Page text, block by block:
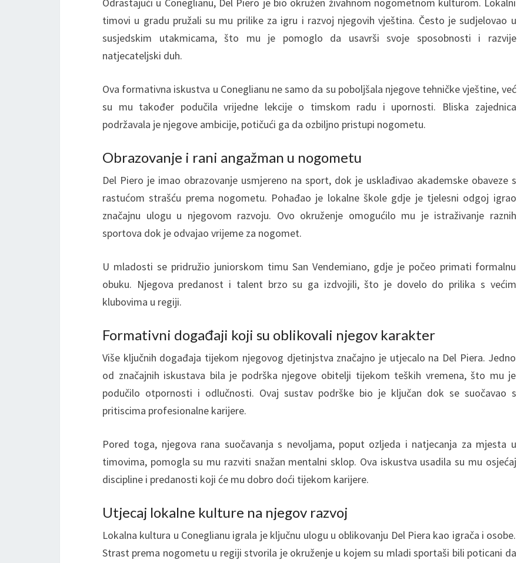
Odrastajući u Coneglianu, Del Piero je bio okružen živahnom nogometnom kulturom. Lokalni
timovi u gradu pružali su mu prilike za igru i razvoj njegovih vještina. Često je sudjelovao u
susjedskim utakmicama, što mu je pomoglo da usavrši svoje sposobnosti i razvije
natjecateljski duh.
Ova formativna iskustva u Coneglianu ne samo da su poboljšala njegove tehničke vještine, već
su mu također podučila vrijedne lekcije o timskom radu i upornosti. Bliska zajednica
podržavala je njegove ambicije, potičući ga da ozbiljno pristupi nogometu.
Obrazovanje i rani angažman u nogometu
Del Piero je imao obrazovanje usmjereno na sport, dok je usklađivao akademske obaveze s
rastućom strašću prema nogometu. Pohađao je lokalne škole gdje je tjelesni odgoj igrao
značajnu ulogu u njegovom razvoju. Ovo okruženje omogućilo mu je istraživanje raznih
sportova dok je odvajao vrijeme za nogomet.
U mladosti se pridružio juniorskom timu San Vendemiano, gdje je počeo primati formalnu
obuku. Njegova predanost i talent brzo su ga izdvojili, što je dovelo do prilika s većim
klubovima u regiji.
Formativni događaji koji su oblikovali njegov karakter
Više ključnih događaja tijekom njegovog djetinjstva značajno je utjecalo na Del Piera. Jedno
od značajnih iskustava bila je podrška njegove obitelji tijekom teških vremena, što mu je
podučilo otpornosti i odlučnosti. Ovaj sustav podrške bio je ključan dok se suočavao s
pritiscima profesionalne karijere.
Pored toga, njegova rana suočavanja s nevoljama, poput ozljeda i natjecanja za mjesta u
timovima, pomogla su mu razviti snažan mentalni sklop. Ova iskustva usadila su mu osjećaj
discipline i predanosti koji će mu dobro doći tijekom karijere.
Utjecaj lokalne kulture na njegov razvoj
Lokalna kultura u Coneglianu igrala je ključnu ulogu u oblikovanju Del Piera kao igrača i osobe.
Strast prema nogometu u regiji stvorila je okruženje u kojem su mladi sportaši bili poticani da